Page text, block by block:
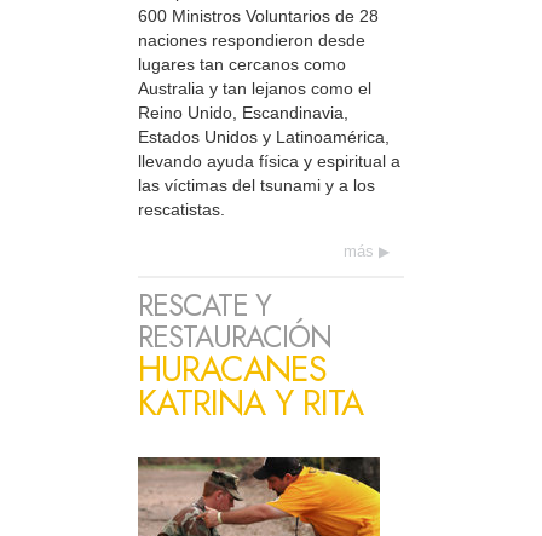
600 Ministros Voluntarios de 28
naciones respondieron desde
lugares tan cercanos como
Australia y tan lejanos como el
Reino Unido, Escandinavia,
Estados Unidos y Latinoamérica,
llevando ayuda física y espiritual a
las víctimas del tsunami y a los
rescatistas.
más
RESCATE Y
RESTAURACIÓN
HURACANES
KATRINA Y RITA